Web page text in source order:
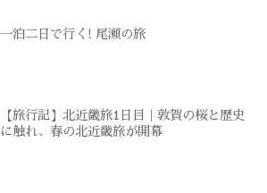
一泊二日で行く! 尾瀬の旅
【旅行記】北近畿旅1日目｜敦賀の桜と歴史
に触れ、春の北近畿旅が開幕